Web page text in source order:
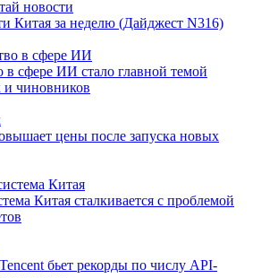
Китая за неделю (Дайджест N316)
в сфере ИИ стало главной темой
и чиновников
цены после запуска новых
Китая сталкивается с проблемой
бьет рекорды по числу API-